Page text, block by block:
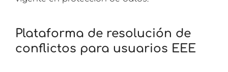
Plataforma de resolución de
conflictos para usuarios EEE